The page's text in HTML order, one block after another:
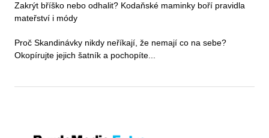
Zakrýt bříško nebo odhalit? Kodaňské maminky boří pravidla
mateřství i módy
Proč Skandinávky nikdy neříkají, že nemají co na sebe?
Okopírujte jejich šatník a pochopíte...